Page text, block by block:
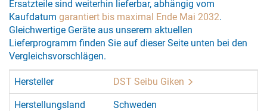
Ersatzteile sind weiterhin lieferbar, abhängig vom
Kaufdatum garantiert bis maximal Ende Mai 2032.
Gleichwertige Geräte aus unserem aktuellen
Lieferprogramm finden Sie auf dieser Seite unten bei den
Vergleichsvorschlägen.
Hersteller DST Seibu Giken
Herstellungsland Schweden